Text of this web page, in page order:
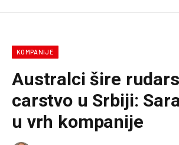
KOMPANIJE
Australci šire
carstvo u Srbiji:
u vrh kompanije